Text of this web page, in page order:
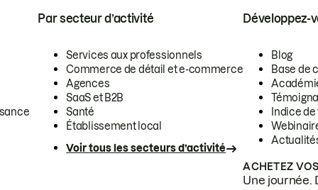
Par secteur d’activité
Services aux professionnels
Commerce de détail et e-commerce
Agences
SaaS et B2B
Santé
Établissement local
Voir tous les secteurs d’activité
Développez-
Blog
Base de
Indice
ACHETEZ
Une journée.